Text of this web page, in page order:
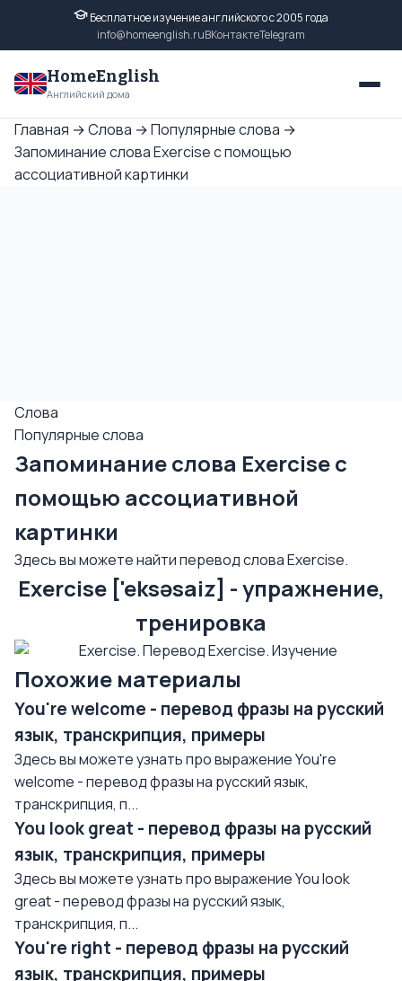
Бесплатное изучение английского с 2005 года
info@homeenglish.ruВКонтактеTelegram
HomeEnglish
Английский дома
Главная →Слова →Популярные слова →
Запоминание слова Exercise с помощью
ассоциативной картинки
Слова
Популярные слова
Запоминание слова Exercise с
помощью ассоциативной
картинки
Здесь вы можете найти перевод слова Exercise.
Exercise ['eksəsaiz] - упражнение,
тренировка
Похожие материалы
You're welcome - перевод фразы на русский
язык, транскрипция, примеры
Здесь вы можете узнать про выражение You're
welcome - перевод фразы на русский язык,
транскрипция, п...
You look great - перевод фразы на русский
язык, транскрипция, примеры
Здесь вы можете узнать про выражение You look
great - перевод фразы на русский язык,
транскрипция, п...
You're right - перевод фразы на русский
язык, транскрипция, примеры